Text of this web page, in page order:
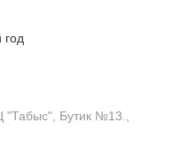
год
"Табыс", Бутик №13.,